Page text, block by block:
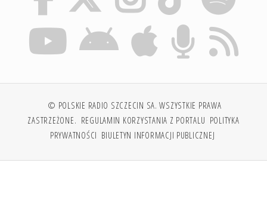
© POLSKIE RADIO SZCZECIN SA. WSZYSTKIE PRAWA
ZASTRZEŻONE. REGULAMIN KORZYSTANIA Z PORTALU POLITYKA
PRYWATNOŚCI BIULETYN INFORMACJI PUBLICZNEJ